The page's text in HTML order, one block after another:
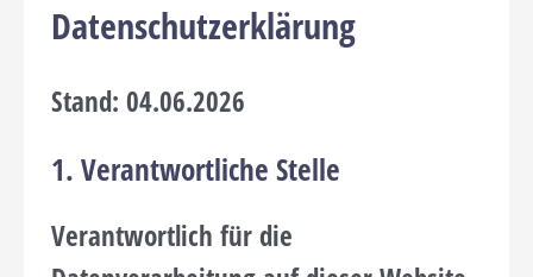
Datenschutzerklärung
Stand: 04.06.2026
1. Verantwortliche Stelle
Verantwortlich für die